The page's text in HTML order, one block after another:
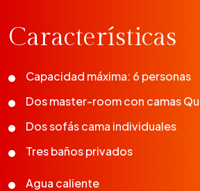
Características
Capacidad máxima: 6 personas
Dos master-room con camas
Dos sofás cama individuales
Tres baños privados
Agua caliente